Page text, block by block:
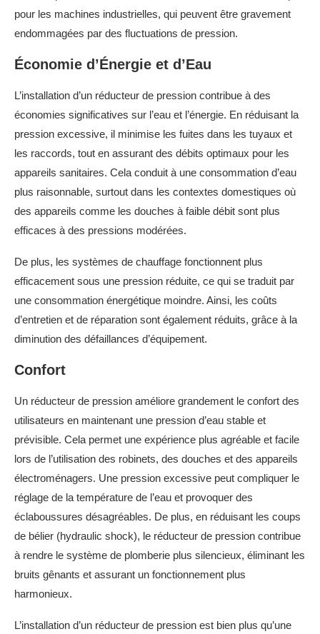
pour les machines industrielles, qui peuvent être gravement
endommagées par des fluctuations de pression.
Économie d’Énergie et d’Eau
L’installation d’un réducteur de pression contribue à des
économies significatives sur l’eau et l’énergie. En réduisant la
pression excessive, il minimise les fuites dans les tuyaux et
les raccords, tout en assurant des débits optimaux pour les
appareils sanitaires. Cela conduit à une consommation d’eau
plus raisonnable, surtout dans les contextes domestiques où
des appareils comme les douches à faible débit sont plus
efficaces à des pressions modérées.
De plus, les systèmes de chauffage fonctionnent plus
efficacement sous une pression réduite, ce qui se traduit par
une consommation énergétique moindre. Ainsi, les coûts
d’entretien et de réparation sont également réduits, grâce à la
diminution des défaillances d’équipement.
Confort
Un réducteur de pression améliore grandement le confort des
utilisateurs en maintenant une pression d’eau stable et
prévisible. Cela permet une expérience plus agréable et facile
lors de l’utilisation des robinets, des douches et des appareils
électroménagers. Une pression excessive peut compliquer le
réglage de la température de l’eau et provoquer des
éclaboussures désagréables. De plus, en réduisant les coups
de bélier (hydraulic shock), le réducteur de pression contribue
à rendre le système de plomberie plus silencieux, éliminant les
bruits gênants et assurant un fonctionnement plus
harmonieux.
L’installation d’un réducteur de pression est bien plus qu’une